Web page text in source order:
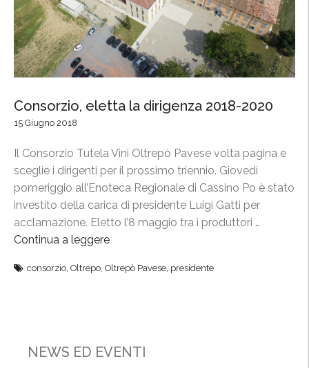
Consorzio, eletta la dirigenza 2018-2020
15 Giugno 2018
Il Consorzio Tutela Vini Oltrepò Pavese volta pagina e
sceglie i dirigenti per il prossimo triennio. Giovedì
pomeriggio all’Enoteca Regionale di Cassino Po è stato
investito della carica di presidente Luigi Gatti per
acclamazione. Eletto l’8 maggio tra i produttori …
Continua a leggere
o
r
z
consorzio, Oltrepo, Oltrepò Pavese, presidente
NEWS ED EVENTI